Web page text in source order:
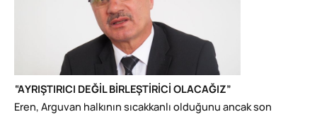
“AYRIŞTIRICI DEĞİL BİRLEŞTİRİCİ OLACAĞIZ”
Eren, Arguvan halkının sıcakkanlı olduğunu ancak son